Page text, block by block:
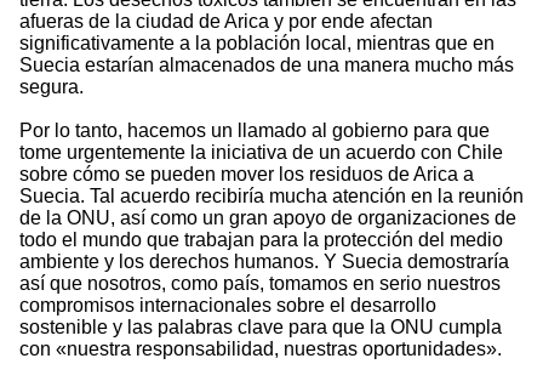
afueras de la ciudad de Arica y por ende afectan
significativamente a la población local, mientras que en
Suecia estarían almacenados de una manera mucho más
segura.
Por lo tanto, hacemos un llamado al gobierno para que
tome urgentemente la iniciativa de un acuerdo con Chile
sobre cómo se pueden mover los residuos de Arica a
Suecia. Tal acuerdo recibiría mucha atención en la reunión
de la ONU, así como un gran apoyo de organizaciones de
todo el mundo que trabajan para la protección del medio
ambiente y los derechos humanos. Y Suecia demostraría
así que nosotros, como país, tomamos en serio nuestros
compromisos internacionales sobre el desarrollo
sostenible y las palabras clave para que la ONU cumpla
con «nuestra responsabilidad, nuestras oportunidades».